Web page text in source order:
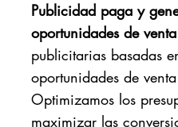
Publicidad paga y
oportunidades de venta
publicitarias basadas
oportunidades de
Optimizamos los
maximizar las